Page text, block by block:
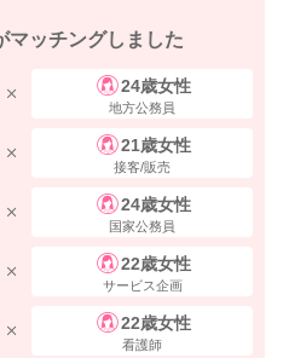
ございます。 正面にある横断歩道の
マッチングしました
24歳女性
地方公務員
21歳女性
接客/販売
24歳女性
国家公務員
22歳女性
サービス企画
22歳女性
看護師